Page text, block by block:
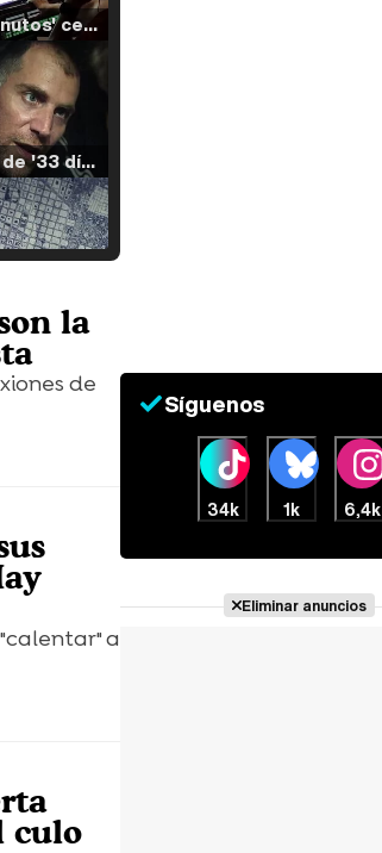
'120 Minutos' celebra sus 2.000 programas en Telemadrid con un vídeo del día a día en la redacción
Tráiler de '33 días', la nueva serie de Atresplayer con Julián Villagrán y José Manuel Poga
la
de
a
culo
Síguenos
34k 1k 6,4k
Eliminar anuncios